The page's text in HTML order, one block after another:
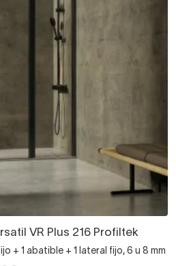
VR Plus 216 Profiltek
+ 1 abatible + 1 lateral fijo, 6 u 8 mm